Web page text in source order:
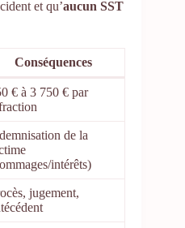
et qu’aucun SST
Conséquences
€ à 3 750 € par
de la
intérêts)
jugement,